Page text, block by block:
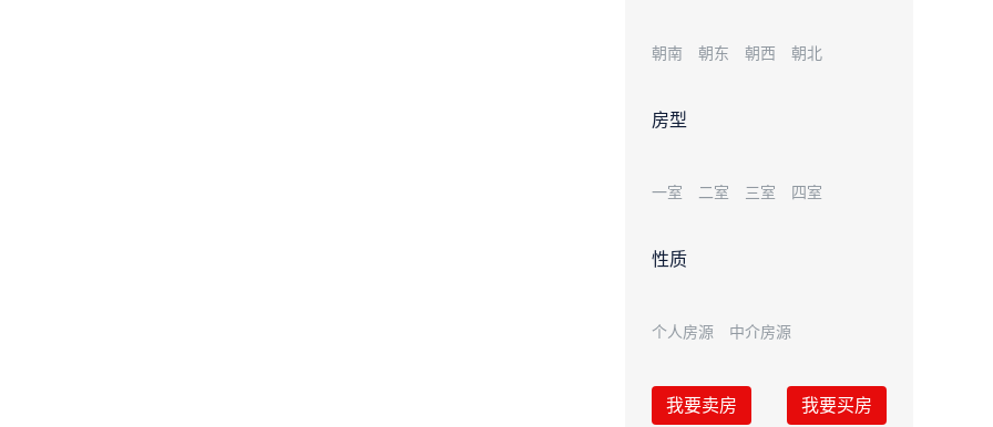
朝南 朝东 朝西 朝北
房型
一室 二室 三室 四室
性质
个人房源 中介房源
我要卖房 我要买房